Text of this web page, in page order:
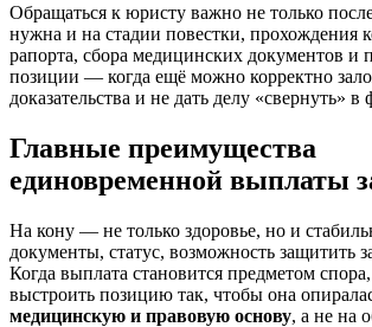
Обращаться к юристу важно не только
нужна и на стадии повестки, прохождения
рапорта, сбора медицинских документов и
позиции — когда ещё можно корректно
доказательства и не дать делу «свернуть» в
Главные преимущества
единовременной выплаты
На кону — не только здоровье, но и
документы, статус, возможность защитить
Когда выплата становится предметом
выстроить позицию так, чтобы она
медицинскую и правовую основу, а не на